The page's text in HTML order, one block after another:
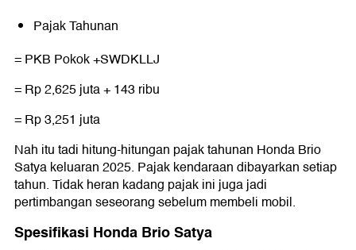
Pajak Tahunan
= PKB Pokok +SWDKLLJ
= Rp 2,625 juta + 143 ribu
= Rp 3,251 juta
Nah itu tadi hitung-hitungan pajak tahunan Honda Brio
Satya keluaran 2025. Pajak kendaraan dibayarkan setiap
tahun. Tidak heran kadang pajak ini juga jadi
pertimbangan seseorang sebelum membeli mobil.
Spesifikasi Honda Brio Satya